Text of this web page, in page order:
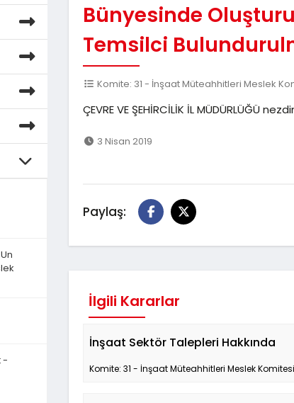
-
Bünyesinde
Temsilci
Komite: 31 - İnşaat Müteahhitleri Meslek
ÇEVRE VE ŞEHİRCİLİK İL MÜDÜRLÜĞÜ
3 Nisan 2019
Paylaş:
İlgili Kararlar
İnşaat Sektör Talepleri Hakkında
Komite: 31 - İnşaat Müteahhitleri Meslek Komitesi